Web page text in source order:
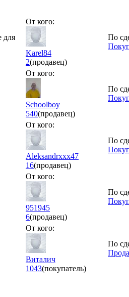
для
От кого:
Karel84
2(продавец)
По
От кого:
Schoolboy
540(продавец)
По
От кого:
Aleksandrxxx47
16(продавец)
По
От кого:
951945
6(продавец)
По
От кого:
Виталич
1043(покупатель)
По